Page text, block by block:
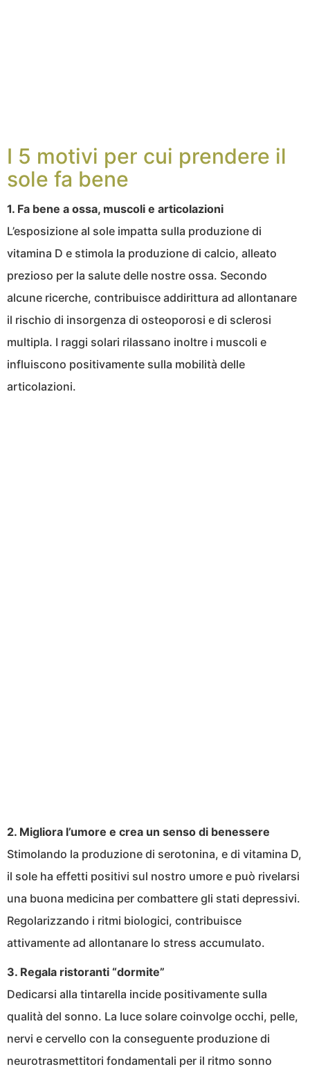
I 5 motivi per cui prendere il
sole fa bene
1. Fa bene a ossa, muscoli e articolazioni
L’esposizione al sole impatta sulla produzione di
vitamina D e stimola la produzione di calcio, alleato
prezioso per la salute delle nostre ossa. Secondo
alcune ricerche, contribuisce addirittura ad allontanare
il rischio di insorgenza di osteoporosi e di sclerosi
multipla. I raggi solari rilassano inoltre i muscoli e
influiscono positivamente sulla mobilità delle
articolazioni.
2. Migliora l’umore e crea un senso di benessere
Stimolando la produzione di serotonina, e di vitamina D,
il sole ha effetti positivi sul nostro umore e può rivelarsi
una buona medicina per combattere gli stati depressivi.
Regolarizzando i ritmi biologici, contribuisce
attivamente ad allontanare lo stress accumulato.
3. Regala ristoranti “dormite”
Dedicarsi alla tintarella incide positivamente sulla
qualità del sonno. La luce solare coinvolge occhi, pelle,
nervi e cervello con la conseguente produzione di
neurotrasmettitori fondamentali per il ritmo sonno